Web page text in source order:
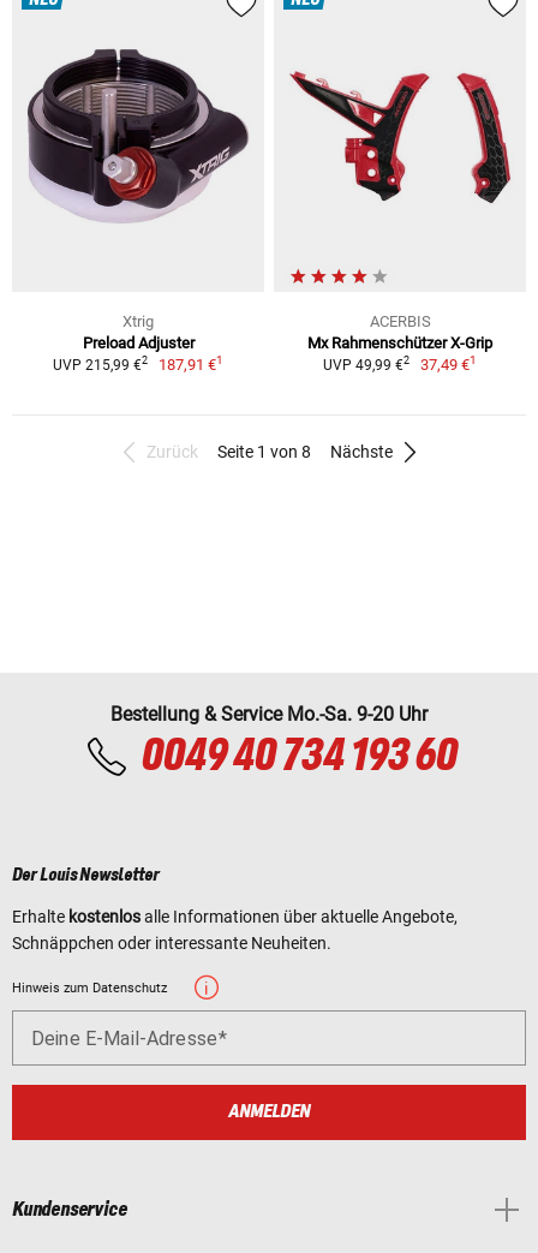
Xtrig
Preload Adjuster
UVP 215,99 €2 187,91 €1
ACERBIS
Mx Rahmenschützer X-Grip
UVP 49,99 €2 37,49 €1
Zurück Seite 1 von 8 Nächste
Bestellung & Service Mo.-Sa. 9-20 Uhr
0049 40 734 193 60
Der Louis Newsletter
Erhalte kostenlosalle Informationen über aktuelle Angebote,
Schnäppchen oder interessante Neuheiten.
Hinweis zum Datenschutz
Deine E-Mail-Adresse
ANMELDEN
Kundenservice